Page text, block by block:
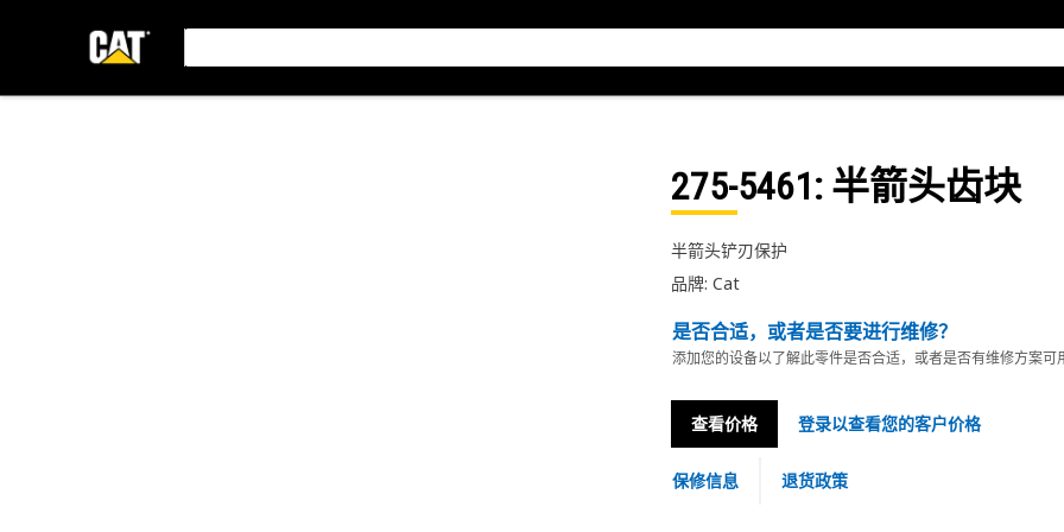
275-5461: 半箭头齿块
半箭头铲刃保护
品牌: Cat
是否合适，或者是否要进行维修？
添加您的设备以了解此零件是否合适，或者是否有维修方案可
查看价格 登录以查看您的客户价格
保修信息 退货政策